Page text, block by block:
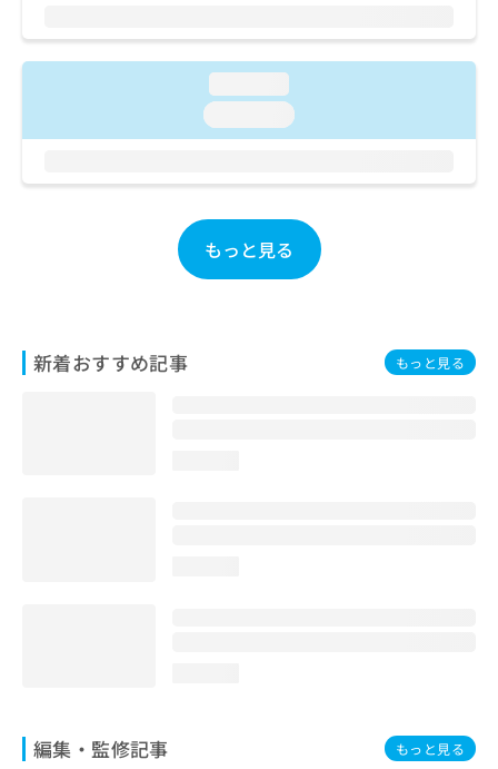
もっと見る
新着おすすめ記事 もっと見る
編集・監修記事 もっと見る
問
い
ち